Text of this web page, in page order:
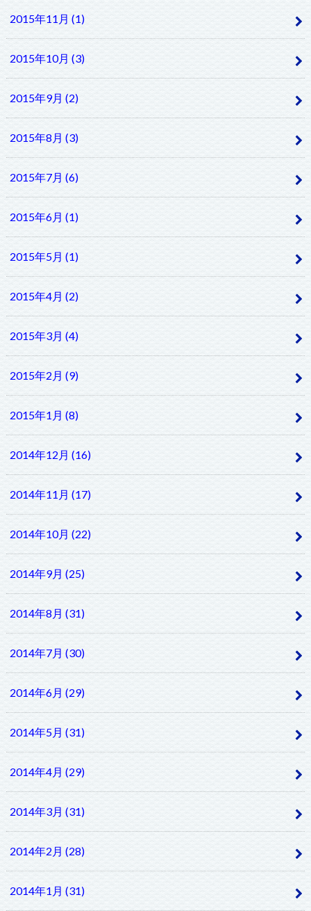
2015年11月 (1)
2015年10月 (3)
2015年9月 (2)
2015年8月 (3)
2015年7月 (6)
2015年6月 (1)
2015年5月 (1)
2015年4月 (2)
2015年3月 (4)
2015年2月 (9)
2015年1月 (8)
2014年12月 (16)
2014年11月 (17)
2014年10月 (22)
2014年9月 (25)
2014年8月 (31)
2014年7月 (30)
2014年6月 (29)
2014年5月 (31)
2014年4月 (29)
2014年3月 (31)
2014年2月 (28)
2014年1月 (31)